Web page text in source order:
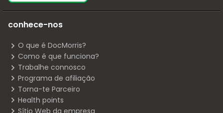
conhece-nos
O que é DocMorris?
Como é que funciona?
Trabalhe connosco
Programa de afiliação
Torna-te Parceiro
Health points